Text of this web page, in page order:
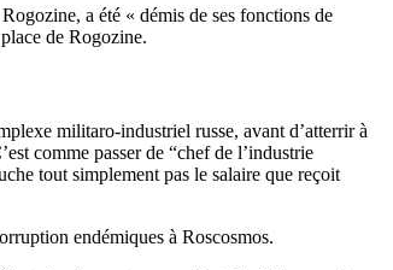
a été « démis de ses fonctions de
de Rogozine.
militaro-industriel russe, avant d’atterrir à
comme passer de “chef de l’industrie
tout simplement pas le salaire que reçoit
endémiques à Roscosmos.